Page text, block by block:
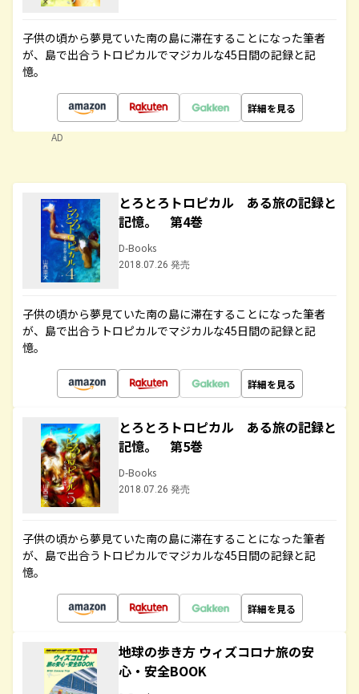
子供の頃から夢見ていた南の島に滞在することになった筆者
が、島で出合うトロピカルでマジカルな45日間の記録と記
憶。
詳細を見る
AD
とろとろトロピカル ある旅の記録と
記憶。 第4巻
D-Books
2018.07.26 発売
子供の頃から夢見ていた南の島に滞在することになった筆者
が、島で出合うトロピカルでマジカルな45日間の記録と記
憶。
詳細を見る
とろとろトロピカル ある旅の記録と
記憶。 第5巻
D-Books
2018.07.26 発売
子供の頃から夢見ていた南の島に滞在することになった筆者
が、島で出合うトロピカルでマジカルな45日間の記録と記
憶。
詳細を見る
地球の歩き方 ウィズコロナ旅の安
心・安全BOOK